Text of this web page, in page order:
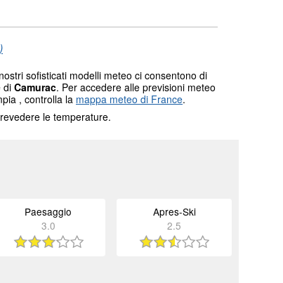
sofisticati modelli meteo ci consentono di
di Camurac. Per accedere alle previsioni meteo
, controlla la mappa meteo di France.
le temperature.
Paesaggio
3.0
Apres-Ski
2.5